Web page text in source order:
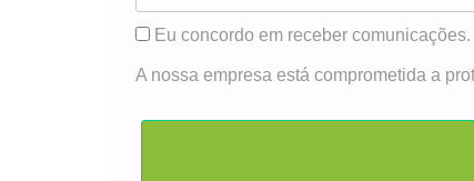
Eu concordo em receber comunicações.
A nossa empresa está comprometida a